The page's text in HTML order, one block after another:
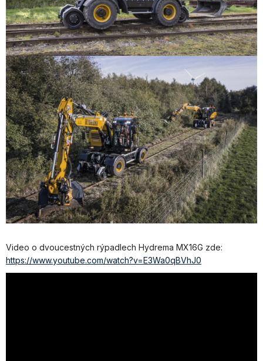
Video o dvoucestných rýpadlech Hydrema MX16G zde:
https://www.youtube.com/watch?v=E3Wa0qBVhJ0